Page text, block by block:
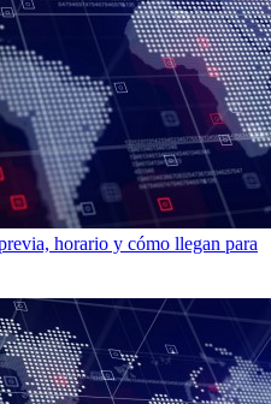
horario y cómo llegan para